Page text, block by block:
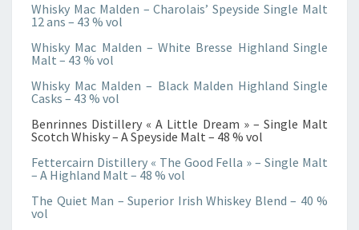
W
I
K
S
T
D
E
Whisky Mac Malden – Charolais’ Speyside Single Malt
12 ans – 43 % vol
Whisky Mac Malden – White Bresse Highland Single
Malt – 43 % vol
Whisky Mac Malden – Black Malden Highland Single
Casks – 43 % vol
Benrinnes Distillery « A Little Dream » – Single Malt
Scotch Whisky – A Speyside Malt – 48 % vol
Fettercairn Distillery « The Good Fella » – Single Malt
– A Highland Malt – 48 % vol
The Quiet Man – Superior Irish Whiskey Blend – 40 %
vol